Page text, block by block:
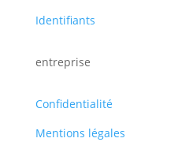
Identifiants
entreprise
Confidentialité
Mentions légales